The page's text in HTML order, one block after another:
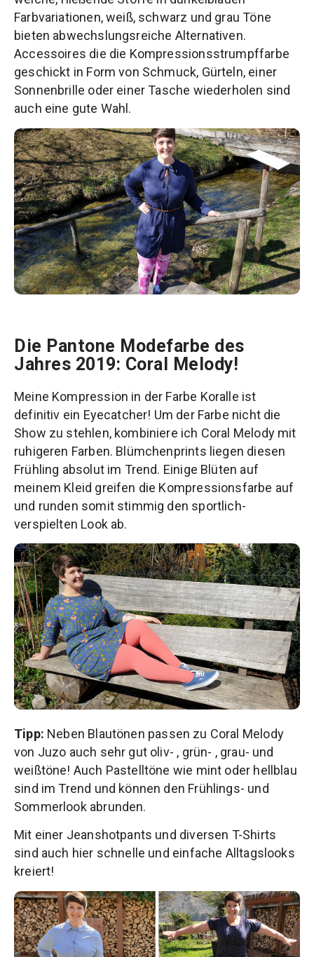
Farbvariationen, weiß, schwarz und grau Töne
bieten abwechslungsreiche Alternativen.
Accessoires die die Kompressionsstrumpffarbe
geschickt in Form von Schmuck, Gürteln, einer
Sonnenbrille oder einer Tasche wiederholen sind
auch eine gute Wahl.
Die Pantone Modefarbe des
Jahres 2019: Coral Melody!
Meine Kompression in der Farbe Koralle ist
definitiv ein Eyecatcher! Um der Farbe nicht die
Show zu stehlen, kombiniere ich Coral Melody mit
ruhigeren Farben. Blümchenprints liegen diesen
Frühling absolut im Trend. Einige Blüten auf
meinem Kleid greifen die Kompressionsfarbe auf
und runden somit stimmig den sportlich-
verspielten Look ab.
Tipp: Neben Blautönen passen zu Coral Melody
von Juzo auch sehr gut oliv- , grün- , grau- und
weißtöne! Auch Pastelltöne wie mint oder hellblau
sind im Trend und können den Frühlings- und
Sommerlook abrunden.
Mit einer Jeanshotpants und diversen T-Shirts
sind auch hier schnelle und einfache Alltagslooks
kreiert!